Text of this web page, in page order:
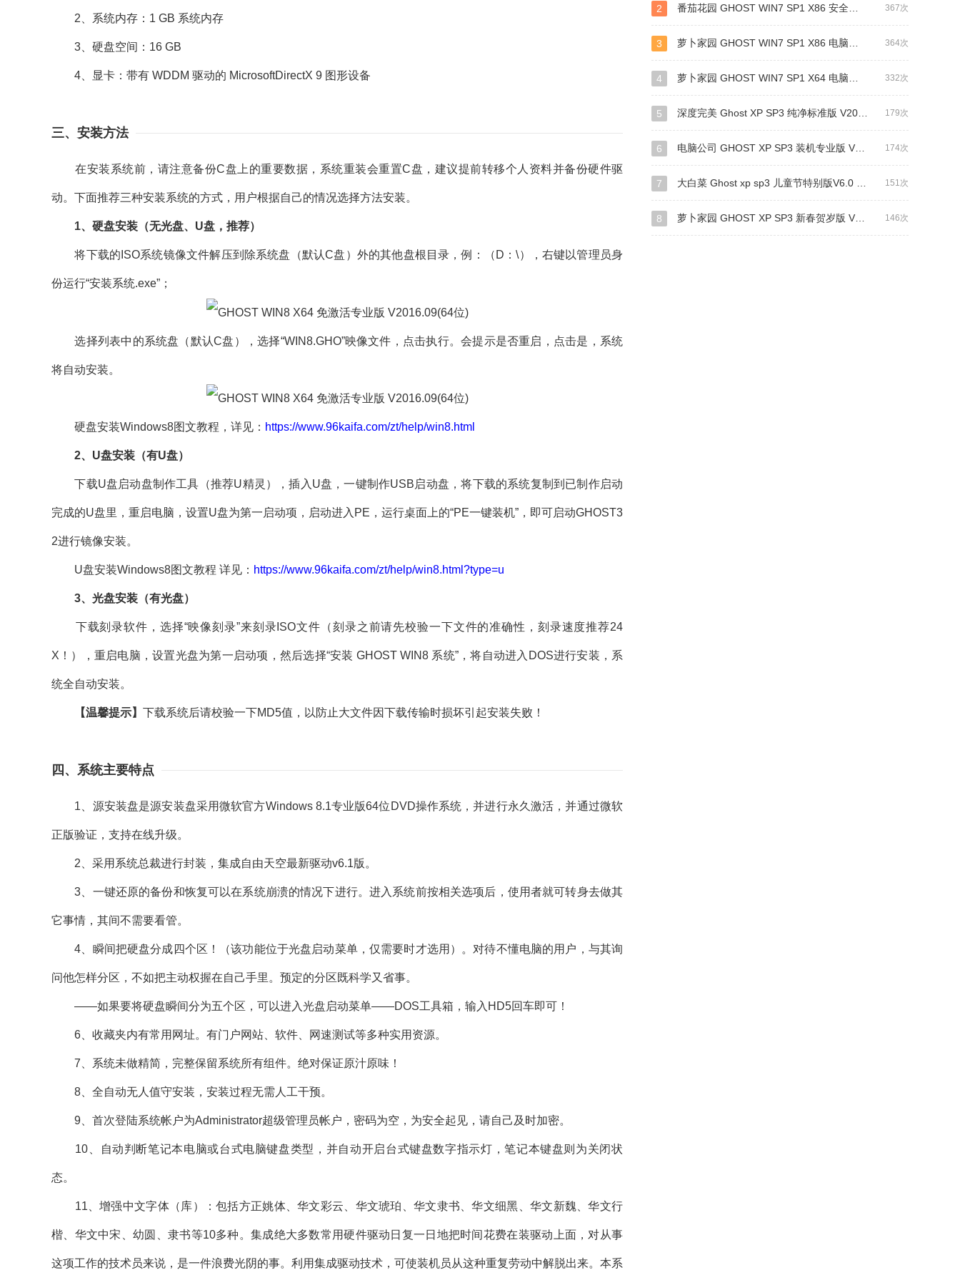
2、系统内存：1 GB 系统内存
3、硬盘空间：16 GB
4、显卡：带有 WDDM 驱动的 MicrosoftDirectX 9 图形设备
三、安装方法
在安装系统前，请注意备份C盘上的重要数据，系统重装会重置C盘，建议提前转移个人资料并备份硬件驱
动。下面推荐三种安装系统的方式，用户根据自己的情况选择方法安装。
1、硬盘安装（无光盘、U盘，推荐）
将下载的ISO系统镜像文件解压到除系统盘（默认C盘）外的其他盘根目录，例：（D：\），右键以管理员身
份运行“安装系统.exe”；
选择列表中的系统盘（默认C盘），选择“WIN8.GHO”映像文件，点击执行。会提示是否重启，点击是，系统
将自动安装。
硬盘安装Windows8图文教程，详见： https://www.96kaifa.com/zt/help/win8.html
2、U盘安装（有U盘）
下载U盘启动盘制作工具（推荐U精灵），插入U盘，一键制作USB启动盘，将下载的系统复制到已制作启动
完成的U盘里，重启电脑，设置U盘为第一启动项，启动进入PE，运行桌面上的“PE一键装机”，即可启动GHOST3
2进行镜像安装。
U盘安装Windows8图文教程 详见： https://www.96kaifa.com/zt/help/win8.html?type=u
3、光盘安装（有光盘）
下载刻录软件，选择“映像刻录”来刻录ISO文件（刻录之前请先校验一下文件的准确性，刻录速度推荐24
X！），重启电脑，设置光盘为第一启动项，然后选择“安装 GHOST WIN8 系统”，将自动进入DOS进行安装，系
统全自动安装。
【温馨提示】 下载系统后请校验一下MD5值，以防止大文件因下载传输时损坏引起安装失败！
四、系统主要特点
1、源安装盘是源安装盘采用微软官方Windows 8.1专业版64位DVD操作系统，并进行永久激活，并通过微软
正版验证，支持在线升级。
2、采用系统总裁进行封装，集成自由天空最新驱动v6.1版。
3、一键还原的备份和恢复可以在系统崩溃的情况下进行。进入系统前按相关选项后，使用者就可转身去做其
它事情，其间不需要看管。
4、瞬间把硬盘分成四个区！（该功能位于光盘启动菜单，仅需要时才选用）。对待不懂电脑的用户，与其询
问他怎样分区，不如把主动权握在自己手里。预定的分区既科学又省事。
——如果要将硬盘瞬间分为五个区，可以进入光盘启动菜单——DOS工具箱，输入HD5回车即可！
6、收藏夹内有常用网址。有门户网站、软件、网速测试等多种实用资源。
7、系统未做精简，完整保留系统所有组件。绝对保证原汁原味！
8、全自动无人值守安装，安装过程无需人工干预。
9、首次登陆系统帐户为Administrator超级管理员帐户，密码为空，为安全起见，请自己及时加密。
10、自动判断笔记本电脑或台式电脑键盘类型，并自动开启台式键盘数字指示灯，笔记本键盘则为关闭状
态。
11、增强中文字体（库）：包括方正姚体、华文彩云、华文琥珀、华文隶书、华文细黑、华文新魏、华文行
楷、华文中宋、幼圆、隶书等10多种。集成绝大多数常用硬件驱动日复一日地把时间花费在装驱动上面，对从事
这项工作的技术员来说，是一件浪费光阴的事。利用集成驱动技术，可使装机员从这种重复劳动中解脱出来。本系
367次
2 番茄花园 GHOST WIN7 SP1 X86 安全稳定版 V2016.04 (32位)
364次
3 萝卜家园 GHOST WIN7 SP1 X86 电脑城装机版 V2016.07 (32位)
332次
4 萝卜家园 GHOST WIN7 SP1 X64 电脑城装机版 V2016.07 (64位)
179次
5 深度完美 Ghost XP SP3 纯净标准版 V2012.08
174次
6 电脑公司 GHOST XP SP3 装机专业版 V2012.09
151次
7 大白菜 Ghost xp sp3 儿童节特别版V6.0 (2011.6月最新版)
146次
8 萝卜家园 GHOST XP SP3 新春贺岁版 V2015.01